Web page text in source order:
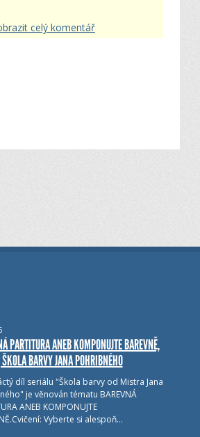
celý komentář
PARTITURA ANEB KOMPONUJTE BAREVNĚ,
BARVY JANA POHRIBNÉHO
díl seriálu "Škola barvy od Mistra Jana
je věnován tématu BAREVNÁ
ANEB KOMPONUJTE
Vyberte si alespoň…